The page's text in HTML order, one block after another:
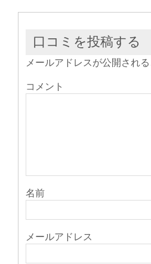
す) ィ
ウ
で
き
ま
す)
口コミを投稿する
メールアドレスが公開される
コメント
名前
メールアドレス